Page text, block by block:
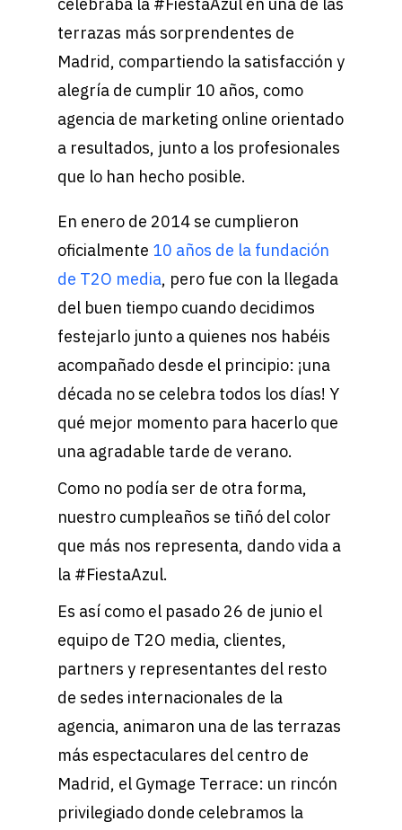
terrazas más sorprendentes de
Madrid, compartiendo la satisfacción y
alegría de cumplir 10 años, como
agencia de marketing online orientado
a resultados, junto a los profesionales
que lo han hecho posible.
En enero de 2014 se cumplieron
oficialmente 10 años de la fundación
de T2O media, pero fue con la llegada
del buen tiempo cuando decidimos
festejarlo junto a quienes nos habéis
acompañado desde el principio: ¡una
década no se celebra todos los días! Y
qué mejor momento para hacerlo que
una agradable tarde de verano.
Como no podía ser de otra forma,
nuestro cumpleaños se tiñó del color
que más nos representa, dando vida a
la #FiestaAzul.
Es así como el pasado 26 de junio el
equipo de T2O media, clientes,
partners y representantes del resto
de sedes internacionales de la
agencia, animaron una de las terrazas
más espectaculares del centro de
Madrid, el Gymage Terrace: un rincón
privilegiado donde celebramos la